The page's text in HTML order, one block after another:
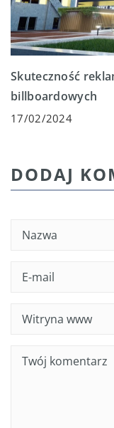
Skuteczność
billboardowych
17/02/2024
DODAJ